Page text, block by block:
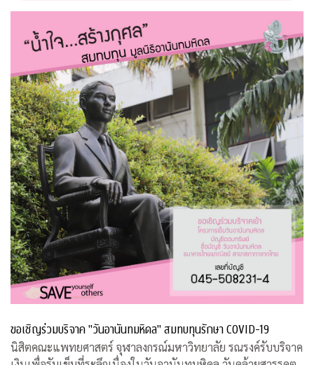
ขอเชิญร่วมบริจาค "วันอานันทมหิดล" สมทบทุนรักษา COVID-19
นิสิตคณะแพทยศาสตร์ จุฬาลงกรณ์มหาวิทยาลัย รณรงค์รับบริจาค